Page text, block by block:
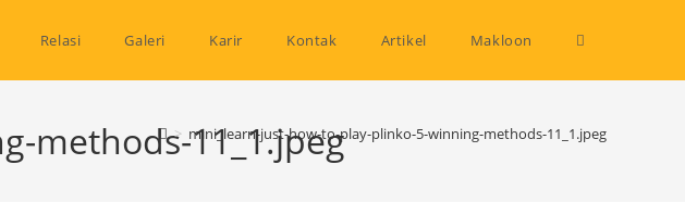
Relasi Galeri Karir Kontak Artikel Makloon Toggle
methods-11_1.jpeg
> mini_learn-just-how-to-play-plinko-5-winning-methods-11_1.jpeg